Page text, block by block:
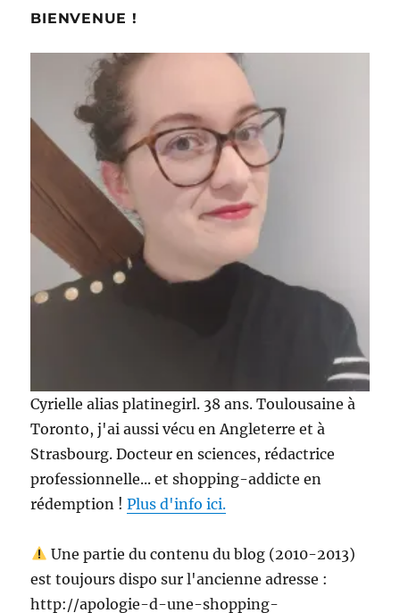
BIENVENUE !
Cyrielle alias platinegirl. 38 ans. Toulousaine à
Toronto, j'ai aussi vécu en Angleterre et à
Strasbourg. Docteur en sciences, rédactrice
professionnelle... et shopping-addicte en
rédemption !Plus d'info ici.
Une partie du contenu du blog (2010-2013)
est toujours dispo sur l'ancienne adresse :
http://apologie-d-une-shopping-